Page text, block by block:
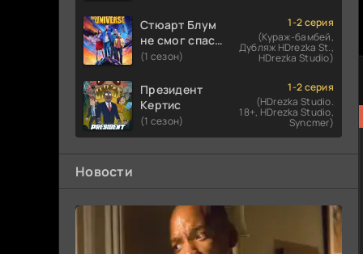
Стюарт Блум
не смог спасти
вселенную
(1 сезон)
1-2 серия
(Кураж-бамбей,
Дубляж HDrezka St.,
HDrezka Studio)
Президент
Кертис
(1 сезон)
1-2 серия
(HDrezka Studio.
18+, HDrezka Studio,
Syncmer)
Новости